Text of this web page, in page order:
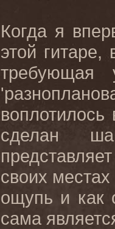
Когда я
этой гитаре,
требующая
сделан
своих
ощупь и как
сама